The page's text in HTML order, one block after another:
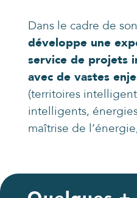
Dans le cadre de
développe une
service de projets
avec de vastes
(territoires
intelligents,
maîtrise de